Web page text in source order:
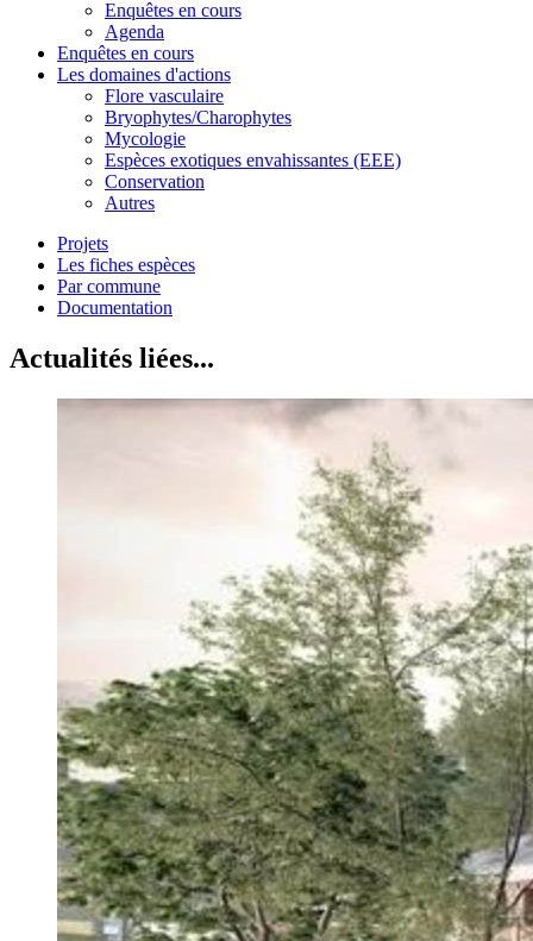
Enquêtes en cours
Agenda
Enquêtes en cours
Les domaines d'actions
Flore vasculaire
Bryophytes/Charophytes
Mycologie
Espèces exotiques envahissantes (EEE)
Conservation
Autres
Projets
Les fiches espèces
Par commune
Documentation
Actualités liées...